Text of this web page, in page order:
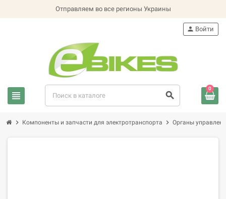
Отправляем во все регионы Украины
view_headline search
person Войти
0
chevron_right Компоненты и запчасти для электротранспорта chevron_right Органы